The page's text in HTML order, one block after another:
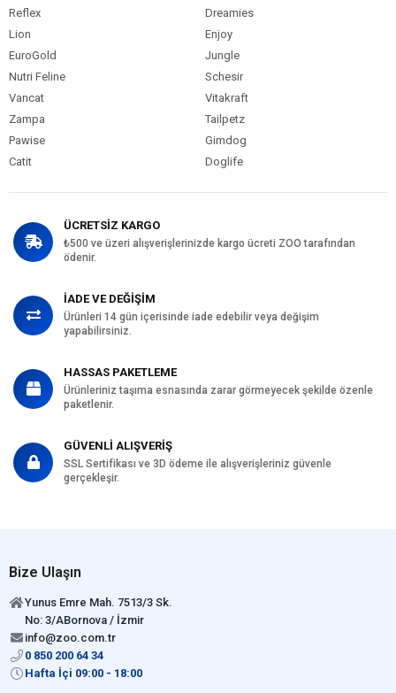
Reflex
Dreamies
Lion
Enjoy
EuroGold
Jungle
Nutri Feline
Schesir
Vancat
Vitakraft
Zampa
Tailpetz
Pawise
Gimdog
Catit
Doglife
ÜCRETSİZ KARGO
₺500 ve üzeri alışverişlerinizde kargo ücreti ZOO tarafından
ödenir.
İADE VE DEĞİŞİM
Ürünleri 14 gün içerisinde iade edebilir veya değişim
yapabilirsiniz.
HASSAS PAKETLEME
Ürünleriniz taşıma esnasında zarar görmeyecek şekilde özenle
paketlenir.
GÜVENLİ ALIŞVERİŞ
SSL Sertifikası ve 3D ödeme ile alışverişleriniz güvenle
gerçekleşir.
Bize Ulaşın
Yunus Emre Mah. 7513/3 Sk.
No: 3/ABornova / İzmir
info@zoo.com.tr
0 850 200 64 34
Hafta İçi 09:00 - 18:00